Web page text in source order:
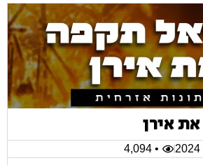
אירן
• 4,094